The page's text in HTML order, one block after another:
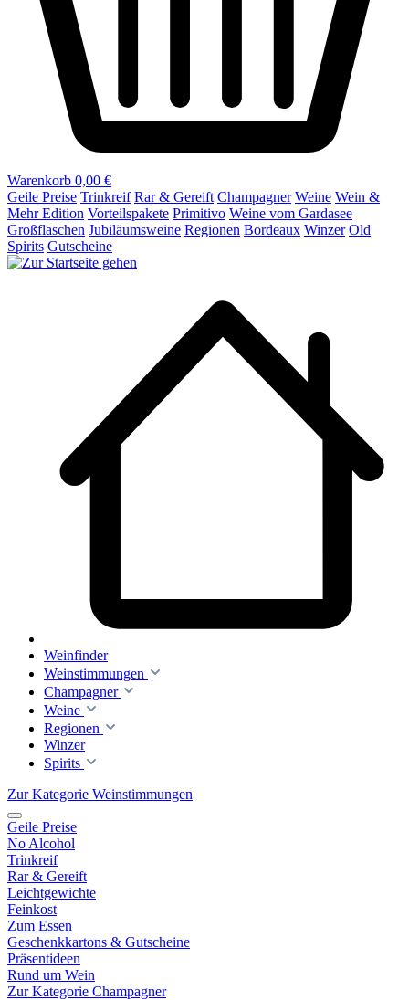
Warenkorb 0,00 €
Geile Preise Trinkreif Rar & Gereift Champagner Weine Wein &
Mehr Edition Vorteilspakete Primitivo Weine vom Gardasee
Großflaschen Jubiläumsweine Regionen Bordeaux Winzer Old
Spirits Gutscheine
Weinfinder
Weinstimmungen
Champagner
Weine
Regionen
Winzer
Spirits
Zur Kategorie Weinstimmungen
Geile Preise
No Alcohol
Trinkreif
Rar & Gereift
Leichtgewichte
Feinkost
Zum Essen
Geschenkkartons & Gutscheine
Präsentideen
Rund um Wein
Zur Kategorie Champagner